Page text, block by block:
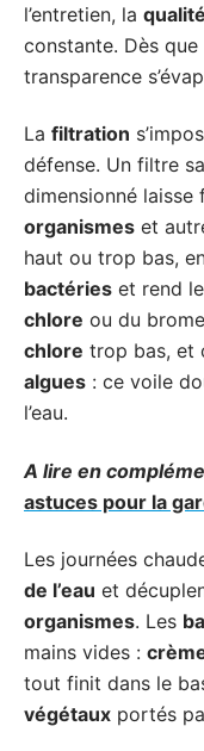
l’entretien, la
constante. Dès
transparence
La filtration
défense. Un filtre
dimensionné laisse
organismes et
haut ou trop bas,
bactéries et rend le
chlore ou du
chlore trop bas, et
algues : ce voile
l’eau.
A lire en
astuces pour la
Les journées
de l’eau et
organismes. Les
mains vides :
tout finit dans le
végétaux portés